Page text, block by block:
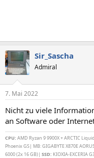
Sir_Sascha
Admiral
7. Mai 2022
Nicht zu viele
an Software oder
CPU: AMD Ryzan 9 9900X + ARCTIC
Phoenix GS| MB: GIGABYTE X870E
6000 (2x 16 GB)| SSD: KIOXIA-EXCERIA